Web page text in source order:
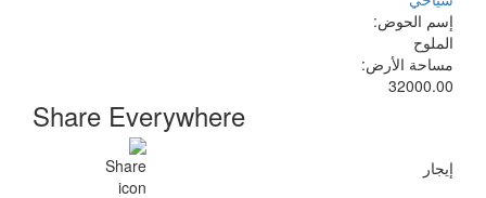
إسم الحوض:
الملوح
مساحة الأرض:
32000.00
Share Everywhere
إيجار